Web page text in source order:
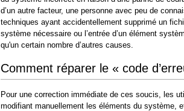
d’un autre facteur, une personne avec peu de
techniques ayant accidentellement supprimé un
système nécessaire ou l’entrée d’un élément
qu'un certain nombre d’autres causes.
Comment réparer le « code
Pour une correction immédiate de ces soucis, les
modifiant manuellement les éléments du système,